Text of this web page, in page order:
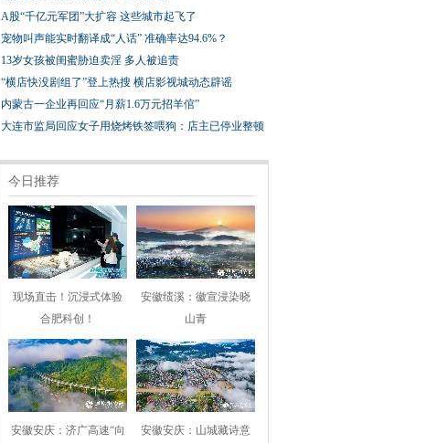
A股“千亿元军团”大扩容 这些城市起飞了
宠物叫声能实时翻译成“人话” 准确率达94.6%？
13岁女孩被闺蜜胁迫卖淫 多人被追责
“横店快没剧组了”登上热搜 横店影视城动态辟谣
内蒙古一企业再回应“月薪1.6万元招羊倌”
大连市监局回应女子用烧烤铁签喂狗：店主已停业整顿
今日推荐
现场直击！沉浸式体验
合肥科创！
安徽绩溪：徽宣浸染晓
山青
安徽安庆：济广高速“向
安徽安庆：山城藏诗意